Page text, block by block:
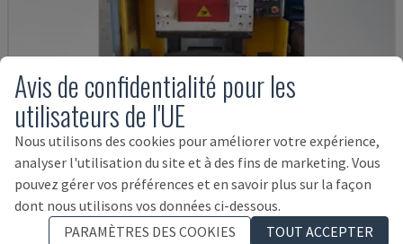
SMALL 835/25
IMAL - PRESSE PLIEUSE
2001
Avis de confidentialité pour les
utilisateurs de l'UE
Nous utilisons des cookies pour améliorer votre expérience,
analyser l'utilisation du site et à des fins de marketing. Vous
pouvez gérer vos préférences et en savoir plus sur la façon
dont nous utilisons vos données ci-dessous.
PARAMÈTRES DES COOKIES
TOUT ACCEPTER